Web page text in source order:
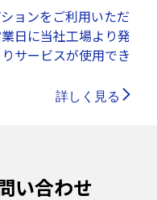
ョンをご利用いただ
日に当社工場より発
サービスが使用でき
詳しく見る
い合わせ